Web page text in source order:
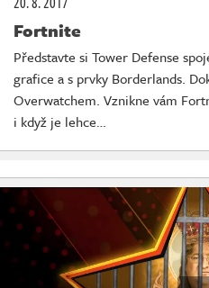
Fortnite
Představte si Tower Defense
grafice a s prvky Borderlands.
Overwatchem. Vznikne vám
i když je lehce…